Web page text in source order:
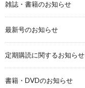
雑誌・書籍のお知らせ
最新号のお知らせ
定期購読に関するお知らせ
書籍・DVDのお知らせ